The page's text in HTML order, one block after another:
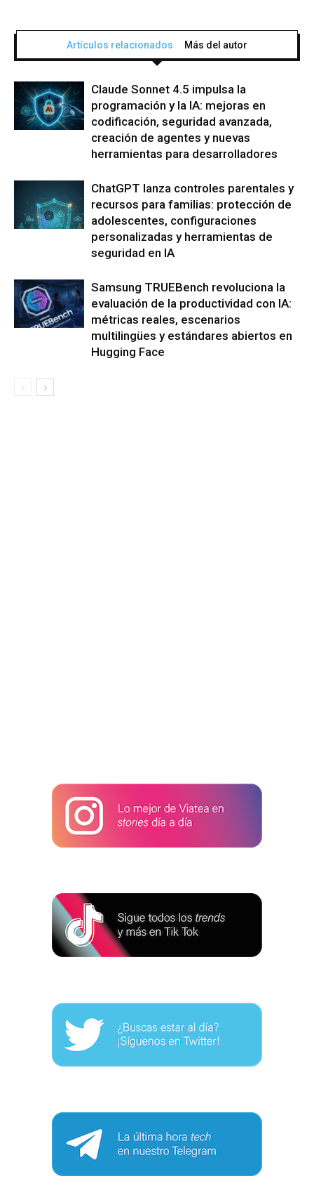
Artículos relacionados Más del autor
Claude Sonnet 4.5 impulsa la
programación y la IA: mejoras en
codificación, seguridad avanzada,
creación de agentes y nuevas
herramientas para desarrolladores
ChatGPT lanza controles parentales y
recursos para familias: protección de
adolescentes, configuraciones
personalizadas y herramientas de
seguridad en IA
Samsung TRUEBench revoluciona la
evaluación de la productividad con IA:
métricas reales, escenarios
multilingües y estándares abiertos en
Hugging Face